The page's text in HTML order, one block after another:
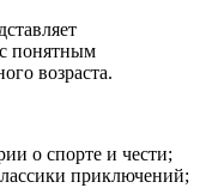
понятным
возраста.
о спорте и чести;
приключений;